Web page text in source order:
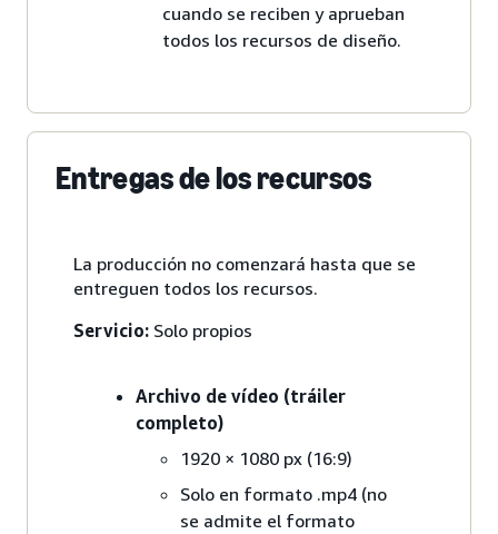
cuando se reciben y aprueban
todos los recursos de diseño.
Entregas de los recursos
La producción no comenzará hasta que se
entreguen todos los recursos.
Servicio: Solo propios
Archivo de vídeo (tráiler
completo)
1920 × 1080 px (16:9)
Solo en formato .mp4 (no
se admite el formato